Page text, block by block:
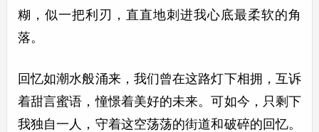
糊，似一把利刃，直直地刺进我心底最柔软的角
落。
回忆如潮水般涌来，我们曾在这路灯下相拥，互诉
着甜言蜜语，憧憬着美好的未来。可如今，只剩下
我独自一人，守着这空荡荡的街道和破碎的回忆。